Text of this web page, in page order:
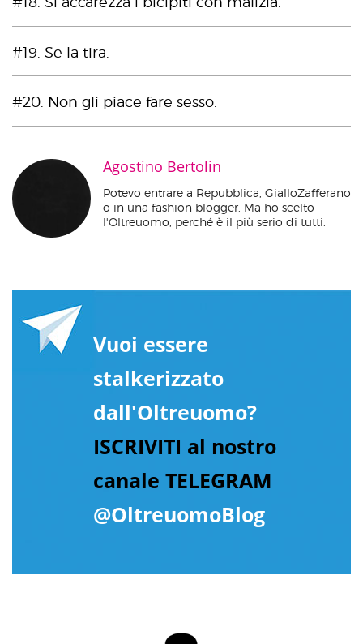
#19. Se la tira.
#20. Non gli piace fare sesso.
Agostino Bertolin
Potevo entrare a Repubblica, GialloZafferano
o in una fashion blogger. Ma ho scelto
l'Oltreuomo, perché è il più serio di tutti.
Vuoi essere
stalkerizzato
dall'Oltreuomo?
ISCRIVITI al nostro
canale TELEGRAM
@OltreuomoBlog